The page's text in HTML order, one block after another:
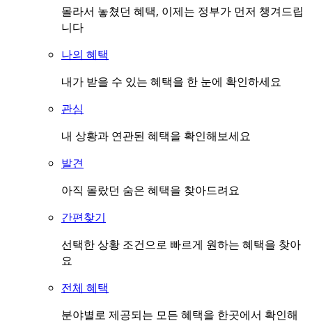
몰라서 놓쳤던 혜택, 이제는 정부가 먼저 챙겨드립
니다
나의 혜택
내가 받을 수 있는 혜택을 한 눈에 확인하세요
관심
내 상황과 연관된 혜택을 확인해보세요
발견
아직 몰랐던 숨은 혜택을 찾아드려요
간편찾기
선택한 상황 조건으로 빠르게 원하는 혜택을 찾아
요
전체 혜택
분야별로 제공되는 모든 혜택을 한곳에서 확인해